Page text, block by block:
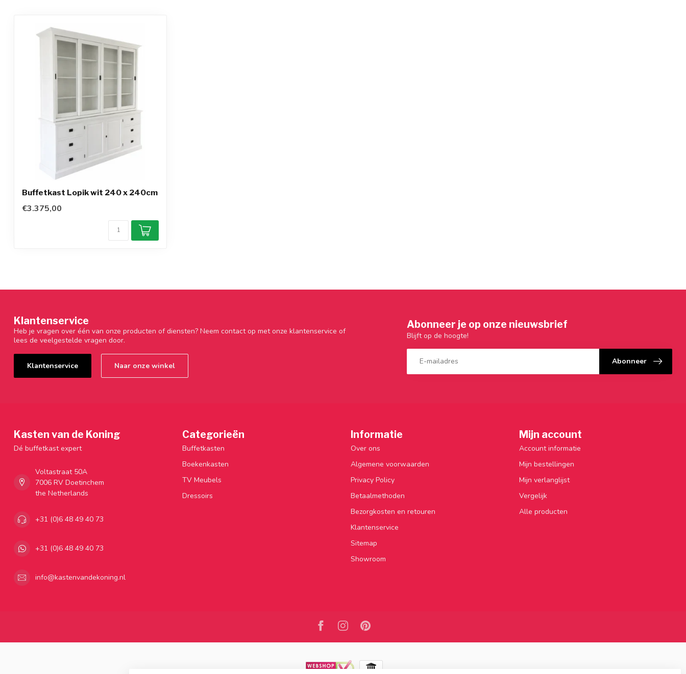
Buffetkast Lopik wit 240 x 240cm
€3.375,00
Klantenservice
Heb je vragen over één van onze producten of diensten? Neem contact op met onze klantenservice of
lees de veelgestelde vragen door.
Klantenservice Naar onze winkel
Abonneer je op onze nieuwsbrief
Blijft op de hoogte!
Abonneer
Kasten van de Koning
Dé buffetkast expert
Voltastraat 50A
7006 RV Doetinchem
the Netherlands
+31 (0)6 48 49 40 73
+31 (0)6 48 49 40 73
info@kastenvandekoning.nl
Categorieën
Buffetkasten
Boekenkasten
TV Meubels
Dressoirs
Informatie
Over ons
Algemene voorwaarden
Privacy Policy
Betaalmethoden
Bezorgkosten en retouren
Klantenservice
Sitemap
Showroom
Mijn account
Account informatie
Mijn bestellingen
Mijn verlanglijst
Vergelijk
Alle producten